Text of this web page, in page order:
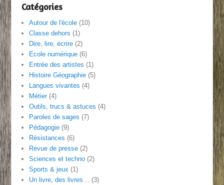
Catégories
Autour de l'école (10)
Classe dehors (1)
Dire, lire, écrire (2)
Ecole numérique (6)
Entrée des artistes (1)
Histoire Géographie (5)
Langues vivantes (4)
Métier(4)
Outils, trucs & astuces (4)
Paroles de sages (7)
Pédagogie (9)
Résistances (6)
Revue de presse (2)
Sciences et techno (2)
Sports & jeux (1)
Un livre, des livres… (3)